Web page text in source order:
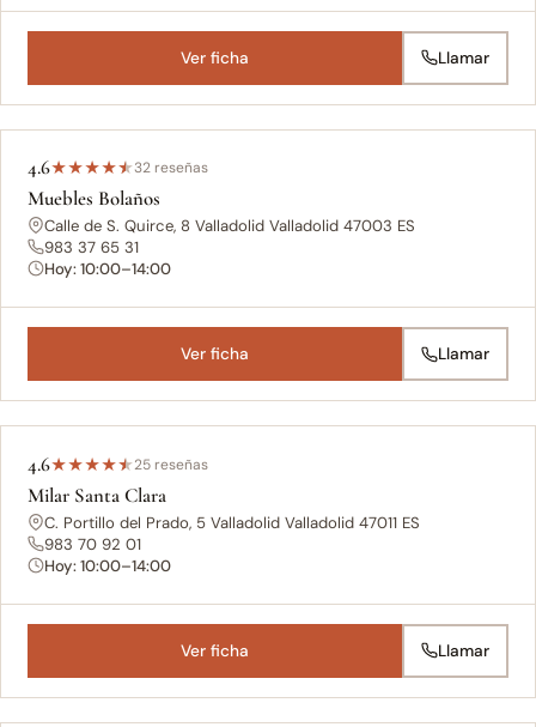
Ver ficha Llamar
4.6★★★★★32 reseñas
Muebles Bolaños
Calle de S. Quirce, 8 Valladolid Valladolid 47003 ES
983 37 65 31
Hoy: 10:00–14:00
Ver ficha Llamar
4.6★★★★★25 reseñas
Milar Santa Clara
C. Portillo del Prado, 5 Valladolid Valladolid 47011 ES
983 70 92 01
Hoy: 10:00–14:00
Ver ficha Llamar